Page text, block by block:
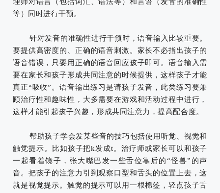
理师对语言（包括词汇、语法等）和言语（发音的准确性
等）同时进行干预。
针对发音的准确性进行干预时，语音输入比较重要。
要提供高密度的、正确的语音刺激。家长不必指出孩子的
语音错误，只要用正确的语音回应孩子即可。语音输入需
要在家长和孩子形成共同注意的时候提供，这样孩子才能
真正“吸收”。语音输出练习是请孩子发音，此类练习要兼
顾治疗性和趣味性，大多需要在游戏和活动过程中进行，
这样才能引起孩子兴趣，形成共同注意力，提高配合度。
帮助孩子学会发某些音的技巧包括使用听觉、视觉和
触觉提示。比如孩子把k发成t。治疗师或家长可以和孩子
一起看着镜子，张大嘴巴发一些舌位靠后的“怪兽”的声
音。把孩子的注意力引到观察口型和舌头的位置上去，这
就是视觉提示。触觉的提示可以用一根棉签，轻点孩子舌